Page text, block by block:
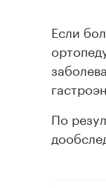
Если
По